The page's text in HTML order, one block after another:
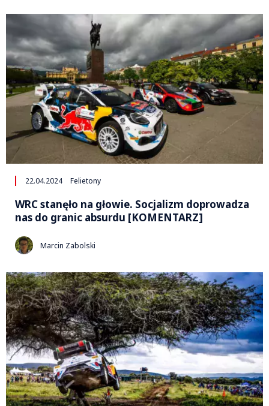
22.04.2024 Felietony
WRC stanęło na głowie. Socjalizm doprowadza
nas do granic absurdu [KOMENTARZ]
Marcin Zabolski